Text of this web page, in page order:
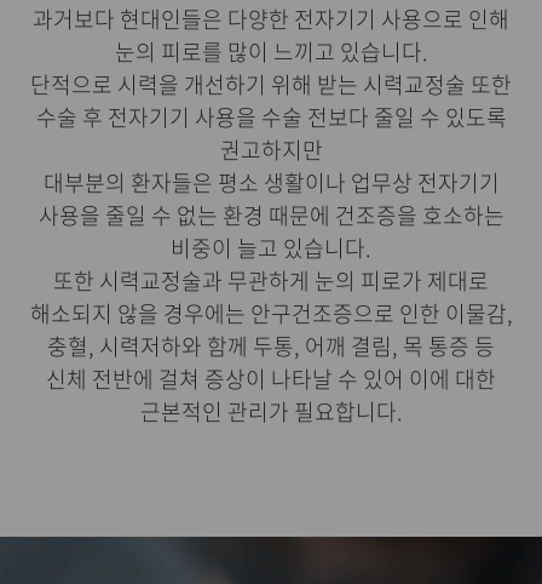
과거보다 현대인들은 다양한 전자기기 사용으로 인해
눈의 피로를 많이 느끼고 있습니다.
단적으로 시력을 개선하기 위해 받는 시력교정술 또한
수술 후 전자기기 사용을 수술 전보다 줄일 수 있도록
권고하지만
대부분의 환자들은 평소 생활이나 업무상 전자기기
사용을 줄일 수 없는 환경 때문에 건조증을 호소하는
비중이 늘고 있습니다.
또한 시력교정술과 무관하게 눈의 피로가 제대로
해소되지 않을 경우에는 안구건조증으로 인한 이물감,
충혈, 시력저하와 함께 두통, 어깨 결림, 목 통증 등
신체 전반에 걸쳐 증상이 나타날 수 있어 이에 대한
근본적인 관리가 필요합니다.